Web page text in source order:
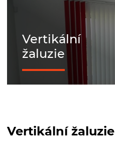
Vertikální
žaluzie
Vertikální žaluzie